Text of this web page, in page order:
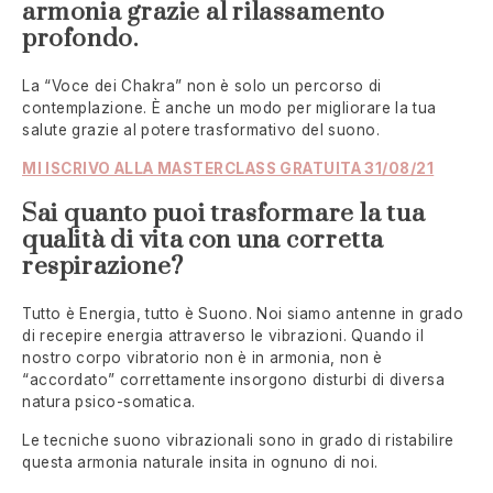
armonia grazie al rilassamento
profondo.
La “Voce dei Chakra” non è solo un percorso di
contemplazione. È anche un modo per migliorare la tua
salute grazie al potere trasformativo del suono.
MI ISCRIVO ALLA MASTERCLASS GRATUITA 31/08/21
Sai quanto puoi trasformare la tua
qualità di vita con una corretta
respirazione?
Tutto è Energia, tutto è Suono. Noi siamo antenne in grado
di recepire energia attraverso le vibrazioni. Quando il
nostro corpo vibratorio non è in armonia, non è
“accordato” correttamente insorgono disturbi di diversa
natura psico-somatica.
Le tecniche suono vibrazionali sono in grado di ristabilire
questa armonia naturale insita in ognuno di noi.